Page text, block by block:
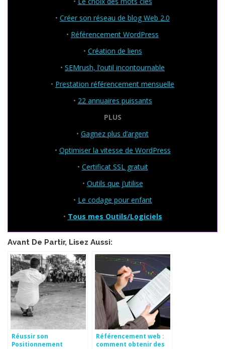
• Créer son réseau de blog Web 2.0
• Référencement WordPress
• Création de liens
• SEMrush, l’outil incontournable
• Prestation référencement mensuelle
• 22 annuaires puissants
PLUS
• Gagnez plus d’argent
• Optimiser la vitesse de WordPress
• Certificat SSL gratuit
• Outils que j’utilise
• Le codage pour enfant
• Tous mes Outils/Logiciels
Avant De Partir, Lisez Aussi:
Réussir son
Positionnement
Référencement web :
comment obtenir des